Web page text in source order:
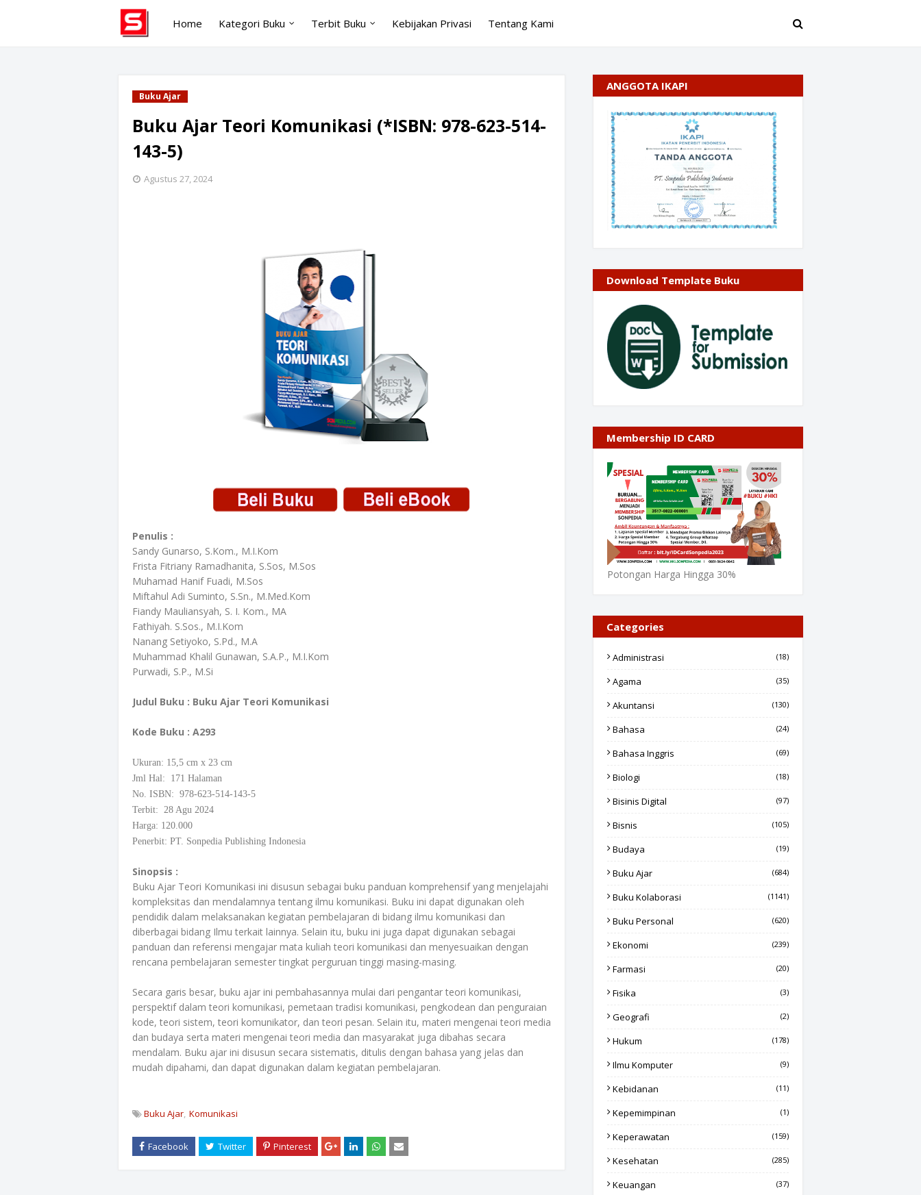
Home Kategori Buku Terbit Buku Kebijakan Privasi Tentang Kami
Buku Ajar
Buku Ajar Teori Komunikasi (*ISBN: 978-623-514-
143-5)
Agustus 27, 2024
Penulis :
Sandy Gunarso, S.Kom., M.I.Kom
Frista Fitriany Ramadhanita, S.Sos, M.Sos
Muhamad Hanif Fuadi, M.Sos
Miftahul Adi Suminto, S.Sn., M.Med.Kom
Fiandy Mauliansyah, S. I. Kom., MA
Fathiyah. S.Sos., M.I.Kom
Nanang Setiyoko, S.Pd., M.A
Muhammad Khalil Gunawan, S.A.P., M.I.Kom
Purwadi, S.P., M.Si
Judul Buku : Buku Ajar Teori Komunikasi
Kode Buku : A293
Ukuran: 15,5 cm x 23 cm
Jml Hal: 171 Halaman
No. ISBN: 978-623-514-143-5
Terbit: 28 Agu 2024
Harga: 120.000
Penerbit: PT. Sonpedia Publishing Indonesia
Sinopsis :
Buku Ajar Teori Komunikasi ini disusun sebagai buku panduan komprehensif yang menjelajahi
kompleksitas dan mendalamnya tentang ilmu komunikasi. Buku ini dapat digunakan oleh
pendidik dalam melaksanakan kegiatan pembelajaran di bidang ilmu komunikasi dan
diberbagai bidang Ilmu terkait lainnya. Selain itu, buku ini juga dapat digunakan sebagai
panduan dan referensi mengajar mata kuliah teori komunikasi dan menyesuaikan dengan
rencana pembelajaran semester tingkat perguruan tinggi masing-masing.
Secara garis besar, buku ajar ini pembahasannya mulai dari pengantar teori komunikasi,
perspektif dalam teori komunikasi, pemetaan tradisi komunikasi, pengkodean dan penguraian
kode, teori sistem, teori komunikator, dan teori pesan. Selain itu, materi mengenai teori media
dan budaya serta materi mengenai teori media dan masyarakat juga dibahas secara
mendalam. Buku ajar ini disusun secara sistematis, ditulis dengan bahasa yang jelas dan
mudah dipahami, dan dapat digunakan dalam kegiatan pembelajaran.
Buku Ajar Komunikasi
ANGGOTA IKAPI
Download Template Buku
Membership ID CARD
Potongan Harga Hingga 30%
Categories
Administrasi (18)
Agama (35)
Akuntansi (130)
Bahasa (24)
Bahasa Inggris (69)
Biologi (18)
Bisinis Digital (97)
Bisnis (105)
Budaya (19)
Buku Ajar (684)
Buku Kolaborasi (1141)
Buku Personal (620)
Ekonomi (239)
Farmasi (20)
Fisika (3)
Geografi (2)
Hukum (178)
Ilmu Komputer (9)
Kebidanan (11)
Kepemimpinan (1)
Keperawatan (159)
Kesehatan (285)
Keuangan (37)